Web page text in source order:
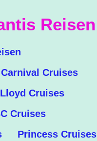
Reisen
Carnival Cruises
Cruises
Cruises
Princess Cruises